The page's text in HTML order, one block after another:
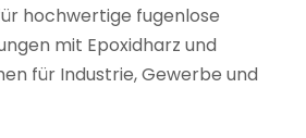
hochwertige fugenlose
mit Epoxidharz und
für Industrie, Gewerbe und